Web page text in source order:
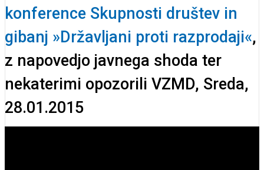
konference Skupnosti društev in
gibanj »Državljani proti razprodaji«,
z napovedjo javnega shoda ter
nekaterimi opozorili VZMD, Sreda,
28.01.2015